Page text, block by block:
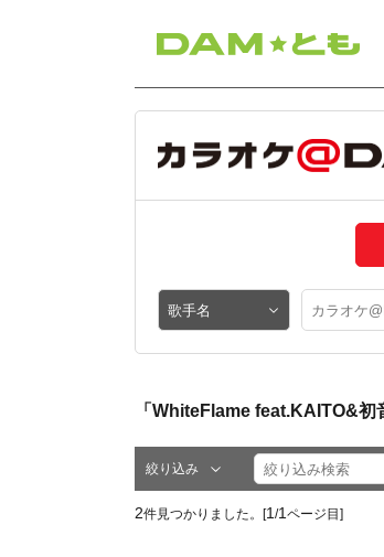
「WhiteFlame feat.KAITO&初
絞り込み
2件見つかりました。[1 /1 ページ目]